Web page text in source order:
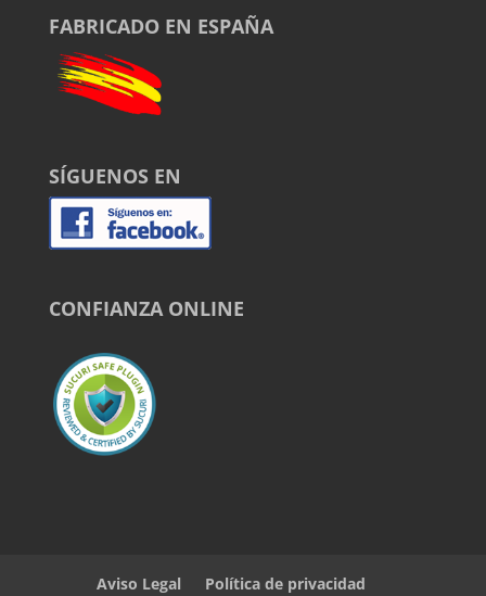
FABRICADO EN ESPAÑA
SÍGUENOS EN
CONFIANZA ONLINE
Aviso Legal Política de privacidad